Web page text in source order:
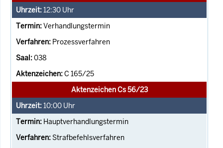
12:30 Uhr
Verhandlungstermin
Prozessverfahren
038
C 165/25
Aktenzeichen Cs 56/23
10:00 Uhr
Hauptverhandlungstermin
Strafbefehlsverfahren